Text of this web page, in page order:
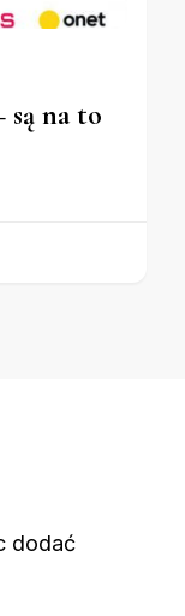
są na to
dodać